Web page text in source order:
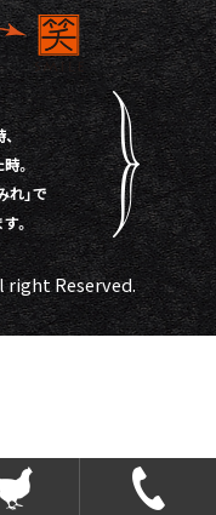
。
れ」で
。
right Reserved.